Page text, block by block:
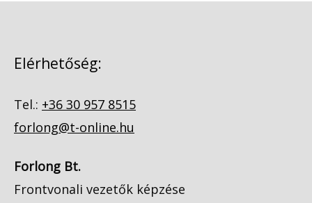
Elérhetőség:
Tel.: +36 30 957 8515
forlong@t-online.hu
Forlong Bt.
Frontvonali vezetők képzése